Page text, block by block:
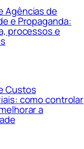
Agências de
e Propaganda:
processos e
Custos
como controlar
a